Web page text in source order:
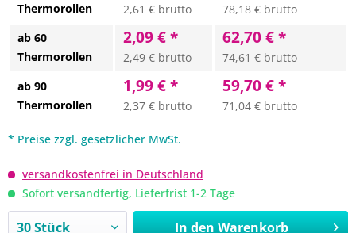
Thermorollen
2,61 € brutto
78,18 € brutto
ab 60
Thermorollen
2,09 € *
2,49 € brutto
62,70 € *
74,61 € brutto
ab 90
Thermorollen
1,99 € *
2,37 € brutto
59,70 € *
71,04 € brutto
* Preise zzgl. gesetzlicher MwSt.
versandkostenfrei in Deutschland
Sofort versandfertig, Lieferfrist 1-2 Tage
In den Warenkorb